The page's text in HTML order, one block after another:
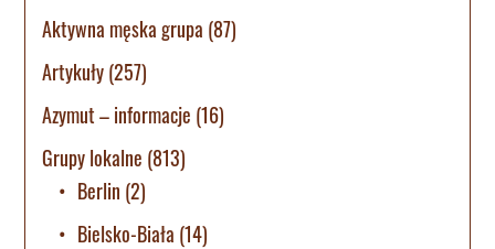
Aktywna męska grupa (87)
Artykuły(257)
Azymut – informacje (16)
Grupy lokalne (813)
Berlin (2)
Bielsko-Biała (14)